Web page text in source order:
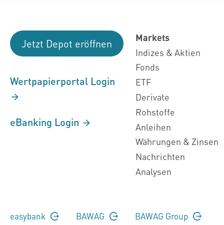
Jetzt Depot eröffnen
Wertpapierportal Login
eBanking Login
Markets
Indizes & Aktien
Fonds
ETF
Derivate
Rohstoffe
Anleihen
Währungen & Zinsen
Nachrichten
Analysen
easybank BAWAG BAWAG Group